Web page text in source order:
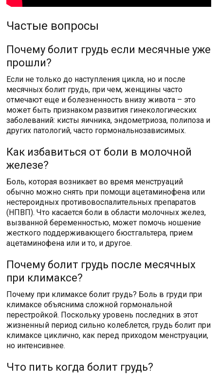
Частые вопросы
Почему болит грудь если месячные уже
прошли?
Если не только до наступления цикла, но и после
месячных болит грудь, при чем, женщины часто
отмечают еще и болезненность внизу живота – это
может быть признаком развития гинекологических
заболеваний: кисты яичника, эндометриоза, полипоза и
других патологий, часто гормональнозависимых.
Как избавиться от боли в молочной
железе?
Боль, которая возникает во время менструаций
обычно можно снять при помощи ацетаминофена или
нестероидных противовоспалительных препаратов
(НПВП). Что касается боли в области молочных желез,
вызванной беременностью, может помочь ношение
жесткого поддерживающего бюстгальтера, прием
ацетаминофена или и то, и другое.
Почему болит грудь после месячных
при климаксе?
Почему при климаксе болит грудь? Боль в груди при
климаксе объяснима сложной гормональной
перестройкой. Поскольку уровень последних в этот
жизненный период сильно колеблется, грудь болит при
климаксе циклично, как перед приходом менструации,
но интенсивнее.
Что пить когда болит грудь?